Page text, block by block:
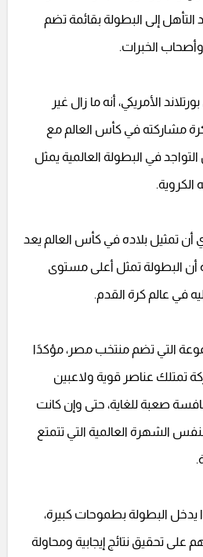
التأهل إلى البطولة بقائمة تضم
الخبرات.
الأمريكي، أنه ما زال غير
مشاركته في كأس العالم مع
في البطولة العالمية يمثل
الكروية.
أن تمثيل بلاده في كأس العالم يعد
أن البطولة تمثل أعلى مستوى
في عالم كرة القدم.
التي تضم منتخب مصر، مؤكدًا
تمتلك عناصر قوية ولاعبين
صعبة للغاية، حتى وإن كانت
الشهرة العالمية التي تتمتع
يدخل البطولة بطموحات كبيرة،
على تحقيق نتائج إيجابية ومحاولة